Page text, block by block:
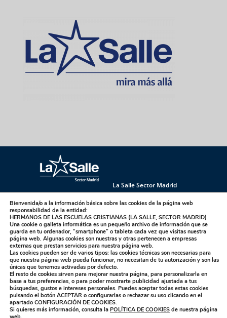
La Salle Sector Madrid
La Salle Centro Universitario
La Salle Griñón
La Salle Institución
La Salle La Laguna
La Salle La Paloma
La Salle Maravillas
La Salle Plasencia
La Salle Sagrado Corazón
La Salle San Ildefonso
La Salle San Rafael
La Salle Talavera
La Salle Valdemorillo
Bienvenida/o a la información básica sobre las cookies de la página web
responsabilidad de la entidad:
HERMANOS DE LAS ESCUELAS CRISTIANAS (LA SALLE, SECTOR MADRID)
Una cookie o galleta informática es un pequeño archivo de información que se
guarda en tu ordenador, “smartphone” o tableta cada vez que visitas nuestra
página web. Algunas cookies son nuestras y otras pertenecen a empresas
externas que prestan servicios para nuestra página web.
Las cookies pueden ser de varios tipos: las cookies técnicas son necesarias para
que nuestra página web pueda funcionar, no necesitan de tu autorización y son las
únicas que tenemos activadas por defecto.
El resto de cookies sirven para mejorar nuestra página, para personalizarla en
base a tus preferencias, o para poder mostrarte publicidad ajustada a tus
búsquedas, gustos e intereses personales. Puedes aceptar todas estas cookies
pulsando el botón ACEPTAR o configurarlas o rechazar su uso clicando en el
apartado CONFIGURACIÓN DE COOKIES.
Si quieres más información, consulta la POLÍTICA DE COOKIES de nuestra página